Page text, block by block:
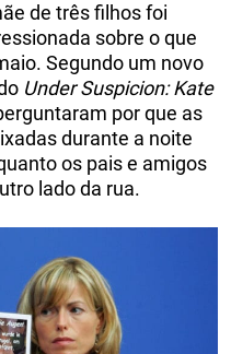
de três filhos foi
sobre o que
Segundo um novo
Under Suspicion: Kate
por que as
durante a noite
os pais e amigos
lado da rua.